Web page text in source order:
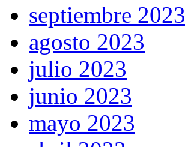
septiembre 2023
agosto 2023
julio 2023
junio 2023
mayo 2023